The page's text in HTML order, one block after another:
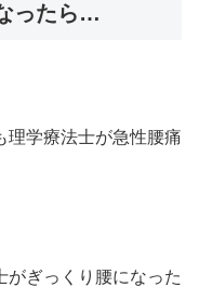
ったら…
理学療法士が急性腰痛
がぎっくり腰になった